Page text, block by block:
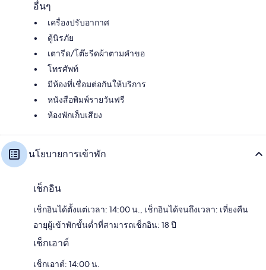
อื่นๆ
เครื่องปรับอากาศ
ตู้นิรภัย
เตารีด/โต๊ะรีดผ้าตามคำขอ
โทรศัพท์
มีห้องที่เชื่อมต่อกันให้บริการ
หนังสือพิมพ์รายวันฟรี
ห้องพักเก็บเสียง
นโยบายการเข้าพัก
เช็กอิน
เช็กอินได้ตั้งแต่เวลา: 14:00 น., เช็กอินได้จนถึงเวลา: เที่ยงคืน
อายุผู้เข้าพักขั้นต่ำที่สามารถเช็กอิน: 18 ปี
เช็กเอาต์
เช็กเอาต์: 14:00 น.